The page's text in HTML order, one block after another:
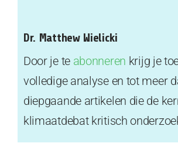
Dr. Matthew Wielicki
Door je te abonneren krijg je
volledige analyse en tot meer
diepgaande artikelen die de
klimaatdebat kritisch